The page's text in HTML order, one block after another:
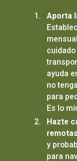
Aporta
ayuda
no
para
Es lo
Hazte
y
para